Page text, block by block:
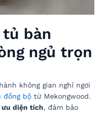
tủ bàn
ngủ trọn
không gian nghỉ ngơi
đồng bộ từ Mekongwood.
diện tích, đảm bảo